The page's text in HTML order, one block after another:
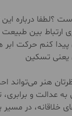
؟لطفا درباره
بین
کنم حرکت ابر
یعنی تسکین
هنر می‌تواند
عدالت و
خلاقانه، در